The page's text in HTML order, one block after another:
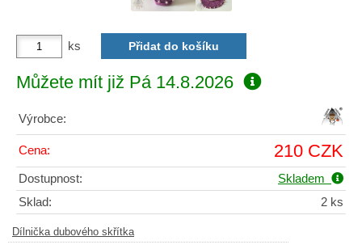
ks
Můžete mít již Pá 14.8.2026
Výrobce:
Cena: 210 CZK
Dostupnost:
Skladem
Sklad:
2 ks
Dílnička dubového skřítka